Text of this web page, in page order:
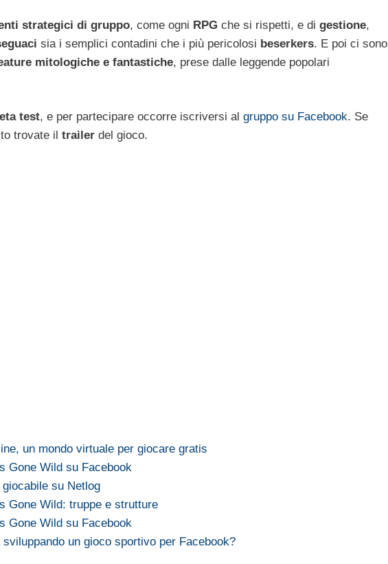
strategici di gruppo, come ogni RPG che si rispetti, e di gestione,
sia i semplici contadini che i più pericolosi beserkers. E poi ci sono
mitologiche e fantastiche, prese dalle leggende popolari
test, e per partecipare occorre iscriversi al gruppo su Facebook. Se
trovate il trailer del gioco.
un mondo virtuale per giocare gratis
Gone Wild su Facebook
giocabile su Netlog
Gone Wild: truppe e strutture
Gone Wild su Facebook
un gioco sportivo per Facebook?